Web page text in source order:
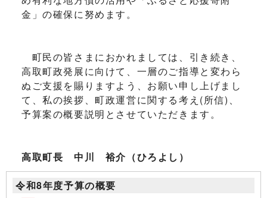
金」の確保に努めます。
町民の皆さまにおかれましては、引き続き、
高取町政発展に向けて、一層のご指導と変わら
ぬご支援を賜りますよう、お願い申し上げまし
て、私の挨拶、町政運営に関する考え(所信)、
予算案の概要説明とさせていただきます。
高取町長 中川 裕介 （ひろよし）
令和8年度予算の概要